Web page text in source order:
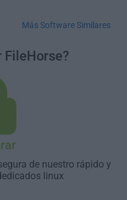
Más Software Similares
FileHorse?
de nuestro rápido y
linux